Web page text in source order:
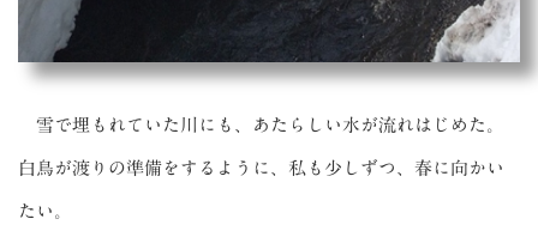
雪で埋もれていた川にも、あたらしい水が流れはじめた。
白鳥が渡りの準備をするように、私も少しずつ、春に向かい
たい。